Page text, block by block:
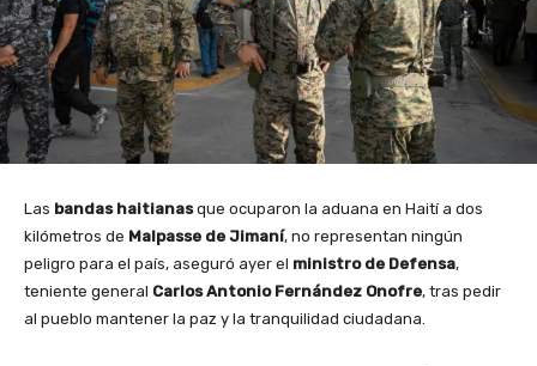
Las bandas haitianasque ocuparon la aduana en Haití a dos
kilómetros de Malpasse de Jimaní, no representan ningún
peligro para el país, aseguró ayer el ministro de Defensa,
teniente general Carlos Antonio Fernández Onofre, tras pedir
al pueblo mantener la paz y la tranquilidad ciudadana.